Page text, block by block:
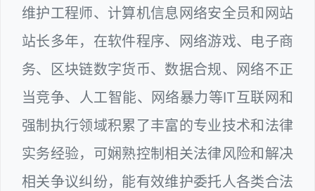
维护工程师、计算机信息网络安全员和网站
站长多年，在软件程序、网络游戏、电子商
务、区块链数字货币、数据合规、网络不正
当竞争、人工智能、网络暴力等IT互联网和
强制执行领域积累了丰富的专业技术和法律
实务经验，可娴熟控制相关法律风险和解决
相关争议纠纷，能有效维护委托人各类合法